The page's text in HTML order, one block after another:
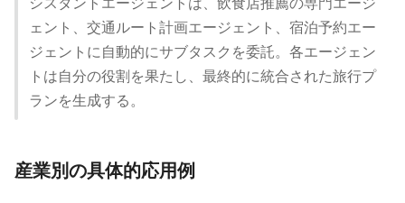
ェント、交通ルート計画エージェント、宿泊予約エー
ジェントに自動的にサブタスクを委託。各エージェン
トは自分の役割を果たし、最終的に統合された旅行プ
ランを生成する。
産業別の具体的応用例